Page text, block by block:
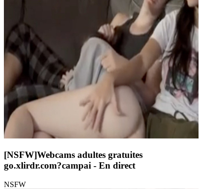
[NSFW]Webcams adultes gratuites
go.xlirdr.com?campai - En direct
NSFW